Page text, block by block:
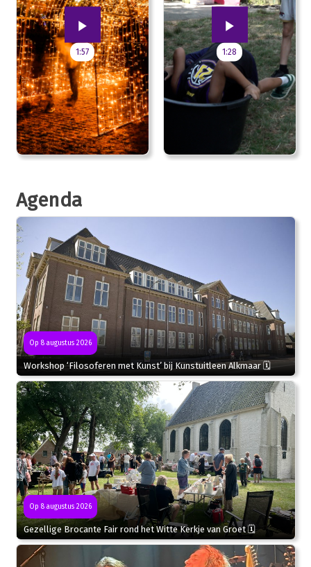
1:57 1:28
Agenda
Op 8 augustus 2026
Workshop ‘Filosoferen met Kunst’ bij Kunstuitleen Alkmaar 🗓
Op 8 augustus 2026
Gezellige Brocante Fair rond het Witte Kerkje van Groet 🗓